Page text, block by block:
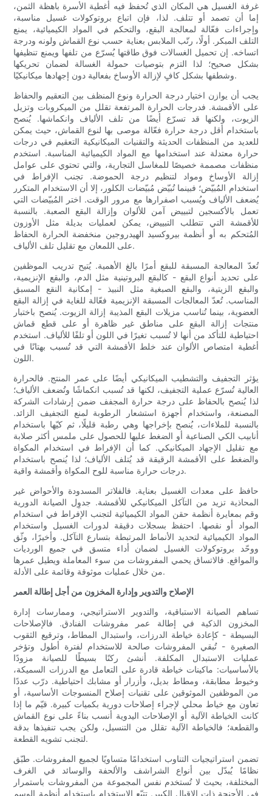
غرفة الغسيل هي المكان الذي تُحفظ فيه أغطية الأسرة باهظة الثمن،
إما أن تصمد أو تتلف. لذا، فإن اتباع بروتوكولات غسيل مناسبة،
وإجراءات فعّالة لمعالجة البقع، والتحكم في المواد الكيميائية، يمنع
التلف المبكر. أولًا، رتّب الملابس بعناية حسب نوع القماش ولونه ودرجة
اتساخه. إن تحميل الغسالات فوق طاقتها يُسرّع من تلفها ويمنع تنظيفها
بشكل صحيح؛ لذا التزم بتوصيات حمولة الغسالة لضمان تحريكها
وشطفها بشكل كافٍ لإزالة الأوساخ بفعالية دون إجهادها ميكانيكيًا.
يجب أن يوازن اختيار درجة الحرارة ونوع المنظف بين التعقيم والحفاظ
على الأقمشة. فدرجات الحرارة المرتفعة تقلل من الميكروبات وتزيل
الزيوت، ولكنها قد تسرّع أيضًا من تلف الألياف وانكماشها. يُنصح
باستخدام أقل درجة حرارة فعّالة موصى بها لنوع القماش، حيث يمكن
للعديد من المنظفات الحديثة والتقنيات الميكانيكية التعقيم في درجات
حرارة معتدلة عند استخدامها مع المواد الكيميائية المناسبة. استخدم
منظفات مصممة خصيصًا للمغاسل التجارية، والتي تحتوي على عوامل
إزالة الأوساخ ومواد لتنظيم درجة الحموضة. تجنب الإفراط في
استخدام المُبيّض؛ فبينما تُبيّض مُبيّضات الكلور، إلا أن الاستخدام المتكرر
يُضعف الألياف ويُسبب اصفرارها مع مرور الوقت. اختر المُبيّضات التي
تعمل بالأكسجين لتبييض آمن للألوان وإزالة البقع الصعبة. بالنسبة
للأقمشة التي تتطلب التبييض، يمكن لعمليات بديلة مثل الأوزون
المُتحكم به أو أنظمة بيروكسيد الهيدروجين منخفضة الحرارة الحفاظ
على اللمعان مع تقليل تلف الألياف.
تُعدّ المعالجة المسبقة للبقع أمرًا بالغ الأهمية. يُتيح تدريب الموظفين
على تحديد أنواع البقع - كالبقع البروتينية مثل الدم، والبقع الإنزيمية،
والبقع الزيتية، والبقع الصبغية مثل النبيذ - إمكانية النقع المسبق
المناسب. تُعدّ المعالجات المسبقة الإنزيمية فعّالة للغاية في إزالة البقع
العضوية، بينما تُناسب مزيلات البقع المذيبة إزالة الزيوت. يُنصح باختبار
منتجات إزالة البقع على مناطق غير ظاهرة أو على قطع قماش
احتياطية للتأكد من أنها لا تُسبب تغيرًا في اللون أو تلفًا للألياف. استخدم
أغطية امتصاص الألوان عند خلط الأقمشة التي قد تُسبب بهتانًا في
اللون.
يؤثر التجفيف والتشطيب الميكانيكي أيضًا على عمر المنتج. فالحرارة
العالية تُسرّع عملية التجفيف، لكنها قد تُسبب انكماشًا وتُضعف الألياف؛
لذا يُنصح بالحفاظ على درجة حرارة المجفف ضمن إرشادات الشركة
المصنعة، واستخدام أجهزة استشعار الرطوبة لمنع التجفيف الزائد.
بالنسبة للملاءات، يُنصح بإخراجها وهي رطبة قليلًا، ثم كيّها باستخدام
أنابيب الكي الصناعية أو الضغط عليها للحصول على ملمس أكثر صلابة
مع تقليل الإجهاد الميكانيكي. كما أن الإفراط في استخدام المكواة
والضغط على الأقمشة الرقيقة قد يُتلف الألياف؛ لذا يُنصح باستخدام
درجات حرارة مناسبة للوح المكواة وأقمشة واقية.
حافظ على معدات الغسيل بعناية. فالفلاتر المسدودة والأحواض غير
المحاذية تزيد من التآكل الميكانيكي للأقمشة. جدوِل الصيانة الدورية
وقم بمعايرة أنظمة حقن المواد الكيميائية لتجنب الإفراط في استخدام
المواد أو نقصها. احتفظ بسجلات دقيقة لدورات الغسيل واستخدام
المواد الكيميائية لتحديد الأنماط المرتبطة بتسارع التآكل. وأخيرًا، وثّق
ووحّد بروتوكولات الغسيل لضمان أداء متسق في جميع الورديات
والمواقع. فالاتساق يحمي المفروشات من سوء المعاملة ويطيل عمرها
من خلال عمليات موثوقة وقائمة على الأدلة.
الإصلاح والتدوير وإدارة المخزون من أجل إطالة العمر
تساهم الصيانة الاستباقية، والتدوير الاستراتيجي، وممارسات إدارة
المخزون الذكية في إطالة عمر مفروشات الفنادق. فالإصلاحات
البسيطة - كإعادة خياطة الدرزات، واستبدال المطاط، وترقيع الثقوب
الصغيرة - تُبقي المفروشات صالحة للاستخدام لفترة أطول وتؤخر
عمليات الاستبدال المكلفة. أنشئ ركنًا بسيطًا للصيانة مزودًا
بالأساسيات: ماكينات خياطة قادرة على التعامل مع الدرزات السميكة،
وخيوط مطابقة، ومطاط بديل، وأزرار أو مشابك احتياطية. درّب عددًا
من الموظفين الموثوقين على تقنيات إصلاح المنسوجات الأساسية، أو
تعاون مع خياط محلي لإجراء إصلاحات دورية بكميات كبيرة. قيّم ما إذا
كانت الخياطة الآلية أو الإصلاحات اليدوية أنسب بناءً على نوع القماش
والقطعة؛ فالخياطة الآلية تقلل من التنسيل، ولكن يجب تنفيذها بدقة
لتجنب تشويه القطعة.
تضمن استراتيجيات التناوب استخدامًا متساويًا لجميع المفروشات. طبّق
نظامًا يُبدّل بين أنواع الشراشف والألحفة والوسائد في الغرف
المختلفة، بحيث لا تُستخدم نفس المجموعة من المفروشات باستمرار
في الأجنحة ذات الإقبال الكبير. تتبّع الاستخدام باستخدام أنظمة الوسم